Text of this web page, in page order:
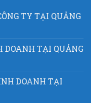
TY TẠI QUẢNG
TẠI QUẢNG
DOANH TẠI